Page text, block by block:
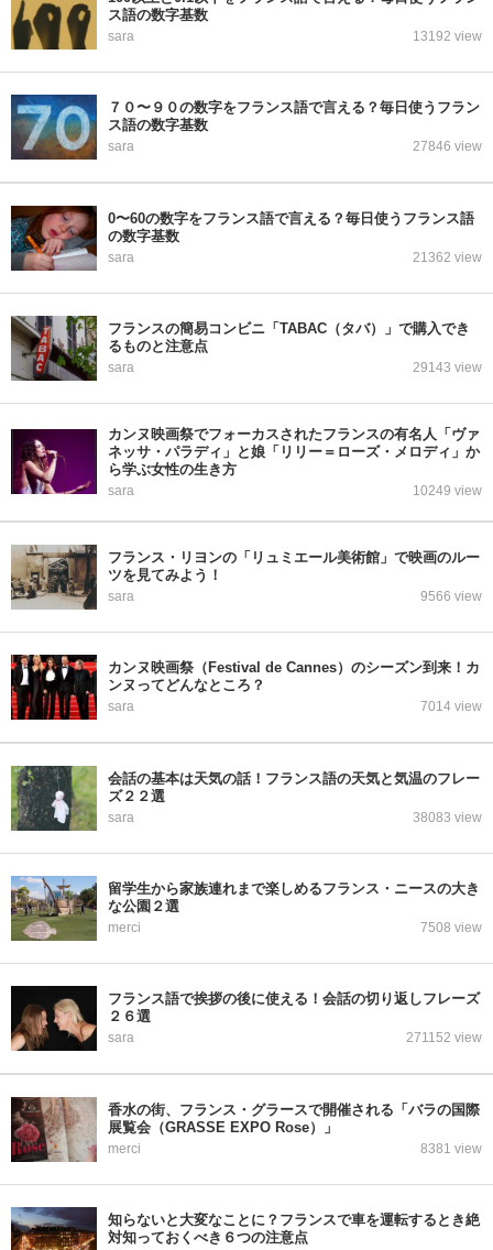
ス語の数字基数
sara 13192 view
７０〜９０の数字をフランス語で言える？毎日使うフラン
ス語の数字基数
sara 27846 view
0〜60の数字をフランス語で言える？毎日使うフランス語
の数字基数
sara 21362 view
フランスの簡易コンビニ「TABAC（タバ）」で購入でき
るものと注意点
sara 29143 view
カンヌ映画祭でフォーカスされたフランスの有名人「ヴァ
ネッサ・パラディ」と娘「リリー＝ローズ・メロディ」か
ら学ぶ女性の生き方
sara 10249 view
フランス・リヨンの「リュミエール美術館」で映画のルー
ツを見てみよう！
sara 9566 view
カンヌ映画祭（Festival de Cannes）のシーズン到来！カ
ンヌってどんなところ？
sara 7014 view
会話の基本は天気の話！フランス語の天気と気温のフレー
ズ２２選
sara 38083 view
留学生から家族連れまで楽しめるフランス・ニースの大き
な公園２選
merci 7508 view
フランス語で挨拶の後に使える！会話の切り返しフレーズ
２６選
sara 271152 view
香水の街、フランス・グラースで開催される「バラの国際
展覧会（GRASSE EXPO Rose）」
merci 8381 view
知らないと大変なことに？フランスで車を運転するとき絶
対知っておくべき６つの注意点